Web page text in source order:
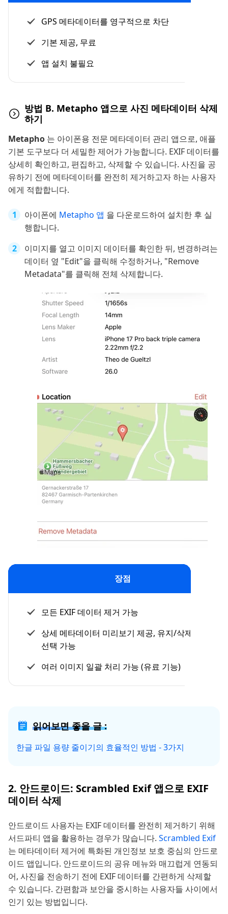
GPS 메타데이터를 영구적으로 차단
기본 제공, 무료
앱 설치 불필요
방법 B. Metapho 앱으로 사진 메타데이터 삭제
하기
Metapho 는 아이폰용 전문 메타데이터 관리 앱으로, 애플
기본 도구보다 더 세밀한 제어가 가능합니다. EXIF 데이터를
상세히 확인하고, 편집하고, 삭제할 수 있습니다. 사진을 공
유하기 전에 메타데이터를 완전히 제거하고자 하는 사용자
에게 적합합니다.
아이폰에 Metapho 앱 을 다운로드하여 설치한 후 실
행합니다.
이미지를 열고 이미지 데이터를 확인한 뒤, 변경하려는
데이터 옆 "Edit"을 클릭해 수정하거나, "Remove
Metadata"를 클릭해 전체 삭제합니다.
장점
모든 EXIF 데이터 제거 가능
상세 메타데이터 미리보기 제공, 유지/삭제 항목
선택 가능
여러 이미지 일괄 처리 가능 (유료 기능)
읽어보면 좋을 글 :
한글 파일 용량 줄이기의 효율적인 방법 - 3가지
2. 안드로이드: Scrambled Exif 앱으로 EXIF
데이터 삭제
안드로이드 사용자는 EXIF 데이터를 완전히 제거하기 위해
서드파티 앱을 활용하는 경우가 많습니다. Scrambled Exif
는 메타데이터 제거에 특화된 개인정보 보호 중심의 안드로
이드 앱입니다. 안드로이드의 공유 메뉴와 매끄럽게 연동되
어, 사진을 전송하기 전에 EXIF 데이터를 간편하게 삭제할
수 있습니다. 간편함과 보안을 중시하는 사용자들 사이에서
인기 있는 방법입니다.